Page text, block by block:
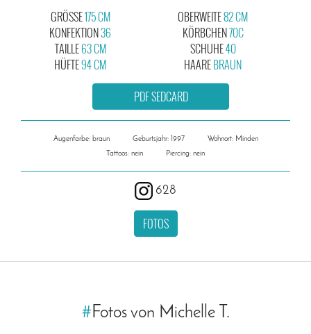
GRÖSSE175 CM
KONFEKTION36
OBERWEITE82 CM
KÖRBCHEN70C
TAILLE63 CM
HÜFTE94 CM
SCHUHE40
HAAREBRAUN
PDF SEDCARD
Augenfarbe: braun Geburtsjahr: 1997
Wohnort: Minden
Tattoos: nein
Piercing: nein
628
FOTOS
#Fotos von Michelle T.